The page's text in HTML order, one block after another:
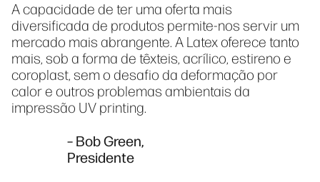
A capacidade de ter uma oferta mais
diversificada de produtos permite-nos servir um
mercado mais abrangente. A Latex oferece tanto
mais, sob a forma de têxteis, acrílico, estireno e
coroplast, sem o desafio da deformação por
calor e outros problemas ambientais da
impressão UV printing.
– Bob Green,
Presidente